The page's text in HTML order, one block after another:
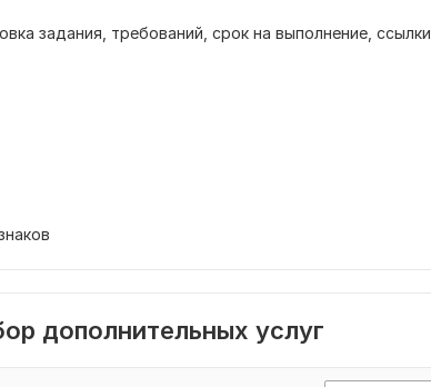
задания, требований, срок на выполнение, ссылки
дополнительных услуг